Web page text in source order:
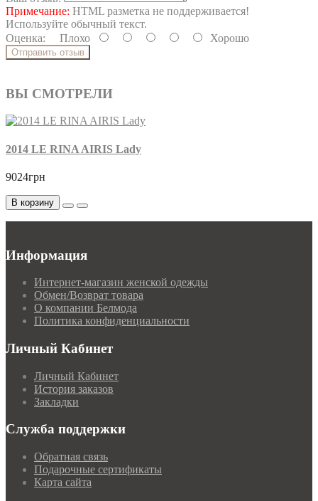
Примечание: HTML разметка не поддерживается!
Используйте обычный текст.
Оценка: Плохо Хорошо
Отправить отзыв
ВЫ СМОТРЕЛИ
2014 LE RINA AIRIS Lady
9024грн
В корзину
Информация
Интернет-магазин женской одежды
Обмен/Возврат товара
О компании Белмода
Политика конфиденциальности
Личный Кабинет
Личный Кабинет
История заказов
Закладки
Служба поддержки
Обратная связь
Подарочные сертификаты
Карта сайта